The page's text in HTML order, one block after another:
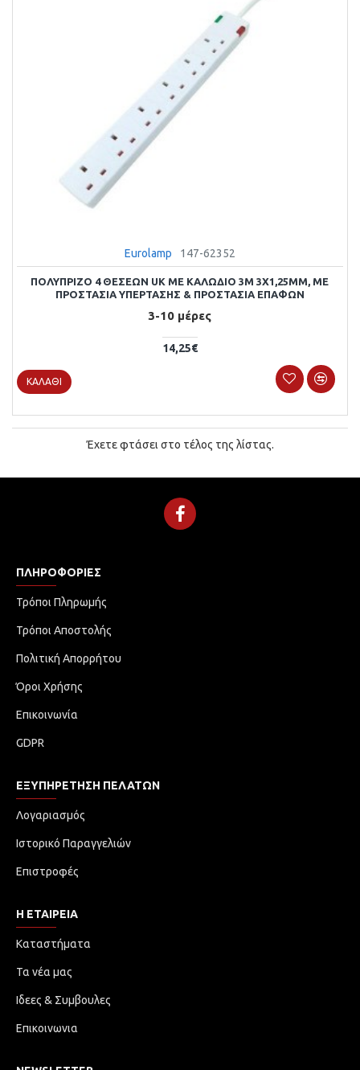
Eurolamp 147-62352
ΠΟΛΥΠΡΙΖΟ 4 ΘΕΣΕΩΝ UK ΜΕ ΚΑΛΩΔΙΟ 3M 3X1,25MM, ΜΕ
ΠΡΟΣΤΑΣΙΑ ΥΠΕΡΤΑΣΗΣ & ΠΡΟΣΤΑΣΙΑ ΕΠΑΦΩΝ
3-10 μέρες
14,25€
ΚΑΛΆΘΙ
Έχετε φτάσει στο τέλος της λίστας.
ΠΛΗΡΟΦΟΡΊΕΣ
Τρόποι Πληρωμής
Τρόποι Αποστολής
Πολιτική Απορρήτου
Όροι Χρήσης
Επικοινωνία
GDPR
ΕΞΥΠΗΡΈΤΗΣΗ ΠΕΛΑΤΏΝ
Λογαριασμός
Ιστορικό Παραγγελιών
Επιστροφές
Η ΕΤΑΙΡΕΙΑ
Καταστήματα
Τα νέα μας
Ιδεες & Συμβουλες
Επικοινωνια